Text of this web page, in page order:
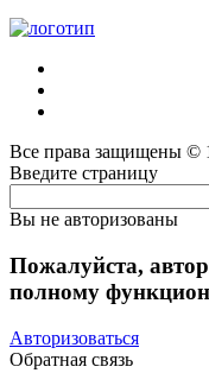
Все права защищены ©
Введите страницу
Вы не авторизованы
Пожалуйста,
полному
Авторизоваться
Обратная связь